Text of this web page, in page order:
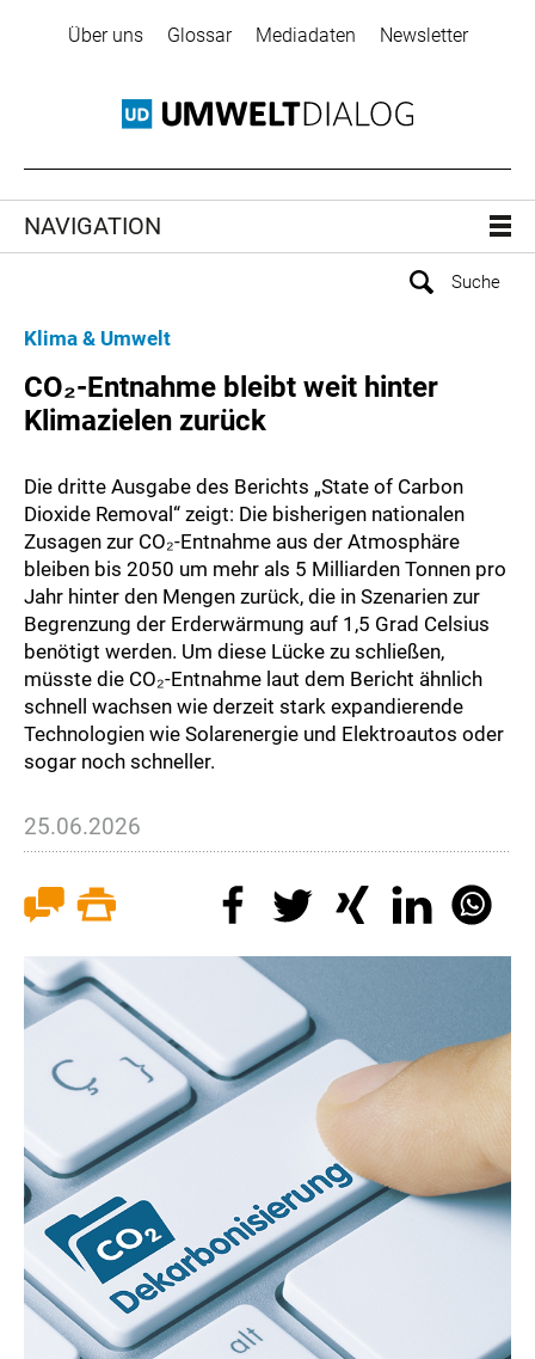
Über uns Glossar Mediadaten Newsletter
NAVIGATION
Klima & Umwelt
CO₂-Entnahme bleibt weit hinter
Klimazielen zurück
Die dritte Ausgabe des Berichts „State of Carbon
Dioxide Removal“ zeigt: Die bisherigen nationalen
Zusagen zur CO₂-Entnahme aus der Atmosphäre
bleiben bis 2050 um mehr als 5 Milliarden Tonnen pro
Jahr hinter den Mengen zurück, die in Szenarien zur
Begrenzung der Erderwärmung auf 1,5 Grad Celsius
benötigt werden. Um diese Lücke zu schließen,
müsste die CO₂-Entnahme laut dem Bericht ähnlich
schnell wachsen wie derzeit stark expandierende
Technologien wie Solarenergie und Elektroautos oder
sogar noch schneller.
25.06.2026